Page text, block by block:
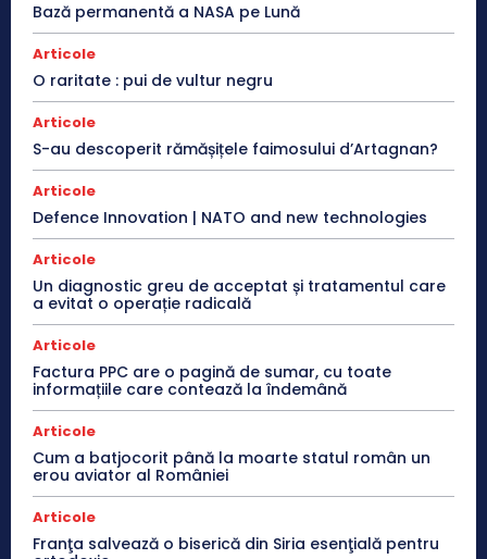
Bază permanentă a NASA pe Lună
Articole
O raritate : pui de vultur negru
Articole
S-au descoperit rămășițele faimosului d’Artagnan?
Articole
Defence Innovation | NATO and new technologies
Articole
Un diagnostic greu de acceptat și tratamentul care
a evitat o operație radicală
Articole
Factura PPC are o pagină de sumar, cu toate
informațiile care contează la îndemână
Articole
Cum a batjocorit până la moarte statul român un
erou aviator al României
Articole
Franţa salvează o biserică din Siria esenţială pentru